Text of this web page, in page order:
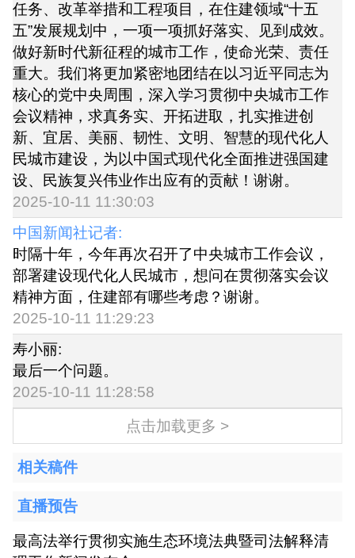
任务、改革举措和工程项目，在住建领域“十五
五”发展规划中，一项一项抓好落实、见到成效。
做好新时代新征程的城市工作，使命光荣、责任
重大。我们将更加紧密地团结在以习近平同志为
核心的党中央周围，深入学习贯彻中央城市工作
会议精神，求真务实、开拓进取，扎实推进创
新、宜居、美丽、韧性、文明、智慧的现代化人
民城市建设，为以中国式现代化全面推进强国建
设、民族复兴伟业作出应有的贡献！谢谢。
2025-10-11 11:30:03
中国新闻社记者:
时隔十年，今年再次召开了中央城市工作会议，
部署建设现代化人民城市，想问在贯彻落实会议
精神方面，住建部有哪些考虑？谢谢。
2025-10-11 11:29:23
寿小丽:
最后一个问题。
2025-10-11 11:28:58
点击加载更多 >
相关稿件
直播预告
最高法举行贯彻实施生态环境法典暨司法解释清